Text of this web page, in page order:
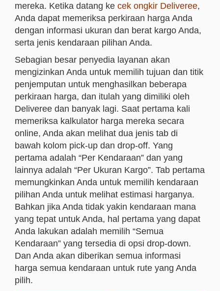
mereka. Ketika datang ke cek ongkir Deliveree,
Anda dapat memeriksa perkiraan harga Anda
dengan informasi ukuran dan berat kargo Anda,
serta jenis kendaraan pilihan Anda.
Sebagian besar penyedia layanan akan
mengizinkan Anda untuk memilih tujuan dan titik
penjemputan untuk menghasilkan beberapa
perkiraan harga, dan itulah yang dimiliki oleh
Deliveree dan banyak lagi. Saat pertama kali
memeriksa kalkulator harga mereka secara
online, Anda akan melihat dua jenis tab di
bawah kolom pick-up dan drop-off. Yang
pertama adalah “Per Kendaraan” dan yang
lainnya adalah “Per Ukuran Kargo”. Tab pertama
memungkinkan Anda untuk memilih kendaraan
pilihan Anda untuk melihat estimasi harganya.
Bahkan jika Anda tidak yakin kendaraan mana
yang tepat untuk Anda, hal pertama yang dapat
Anda lakukan adalah memilih “Semua
Kendaraan” yang tersedia di opsi drop-down.
Dan Anda akan diberikan semua informasi
harga semua kendaraan untuk rute yang Anda
pilih.